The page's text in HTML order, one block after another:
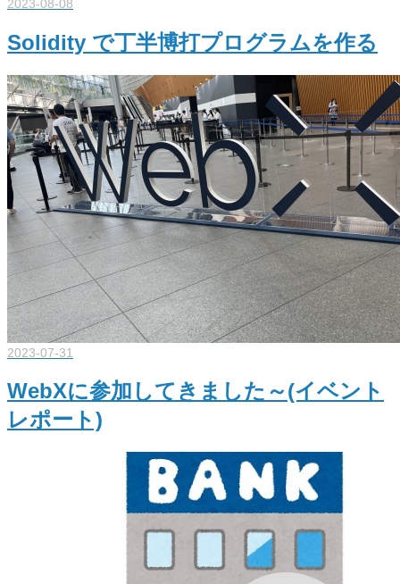
2023-08-08
Solidity で丁半博打プログラムを作る
2023-07-31
WebXに参加してきました～(イベント
レポート)